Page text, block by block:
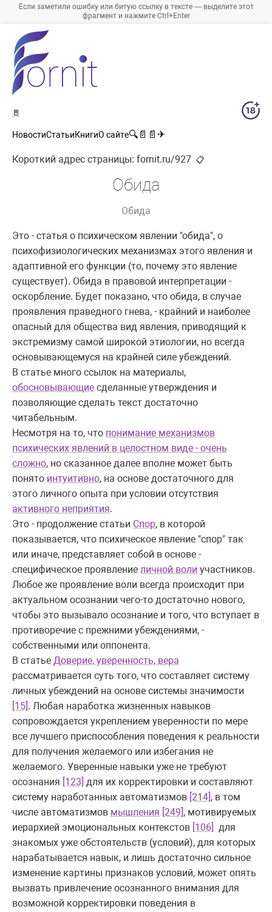
Если заметили ошибку или битую ссылку в тексте — выделите этот
фрагмент и нажмите Ctrl+Enter
🚪
НовостиСтатьиКнигиО сайте🔍 📄 📄 ✈
Короткий адрес страницы: fornit.ru/927 📋
Обида
Обида
Это - статья о психическом явлении "обида", о
психофизиологических механизмах этого явления и
адаптивной его функции (то, почему это явление
существует). Обида в правовой интерпретации -
оскорбление. Будет показано, что обида, в случае
проявления праведного гнева, - крайний и наиболее
опасный для общества вид явления, приводящий к
экстремизму самой широкой этиологии, но всегда
основывающемуся на крайней силе убеждений.
В статье много ссылок на материалы,
обосновывающие сделанные утверждения и
позволяющие сделать текст достаточно
читабельным.
Несмотря на то, что понимание механизмов
психических явлений в целостном виде - очень
сложно, но сказанное далее вполне может быть
понято интуитивно, на основе достаточного для
этого личного опыта при условии отсутствия
активного неприятия.
Это - продолжение статьи Спор, в которой
показывается, что психическое явление "спор" так
или иначе, представляет собой в основе -
специфическое проявление личной воли участников.
Любое же проявление воли всегда происходит при
актуальном осознании чего-то достаточно нового,
чтобы это вызывало осознание и того, что вступает в
противоречие с прежними убеждениями, -
собственными или оппонента.
В статье Доверие, уверенность, вера
рассматривается суть того, что составляет систему
личных убеждений на основе системы значимости
[15] . Любая наработка жизненных навыков
сопровождается укреплением уверенности по мере
все лучшего приспособления поведения к реальности
для получения желаемого или избегания не
желаемого. Уверенные навыки уже не требуют
осознания [123] для их корректировки и составляют
систему наработанных автоматизмов [214] , в том
числе автоматизмов мышления [249] , мотивируемых
иерархией эмоциональных контекстов [106]
для
знакомых уже обстоятельств (условий), для которых
нарабатывается навык, и лишь достаточно сильное
изменение картины признаков условий, может опять
вызвать привлечение осознанного внимания для
возможной корректировки поведения в